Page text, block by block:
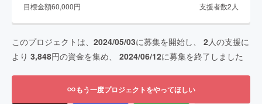
目標金額60,000円 支援者数2 人
このプロジェクトは、 2024/05/03に募集を開始し、 2人の支援に
より 3,848円の資金を集め、 2024/06/12に募集を終了しました
もう一度プロジェクトをやってほしい